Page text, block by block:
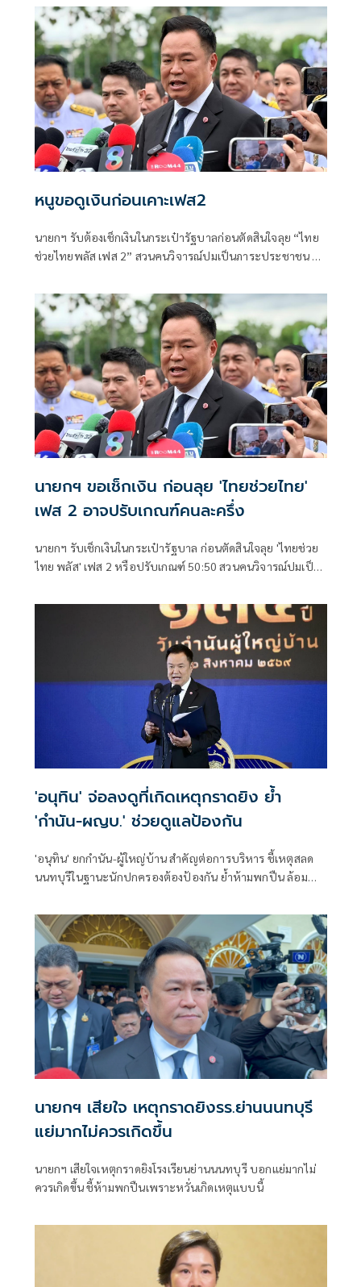
หนูขอดูเงินก่อนเคาะเฟส2
นายกฯ รับต้องเช็กเงินในกระเป๋ารัฐบาลก่อนตัดสินใจลุย “ไทย
ช่วยไทยพลัส เฟส 2” สวนคนวิจารณ์ปมเป็นภาระประชาชน ชี้
ไทยพลัสหรือไม่
นายกฯ ขอเช็กเงิน ก่อนลุย 'ไทยช่วยไทย'
เฟส 2 อาจปรับเกณฑ์คนละครึ่ง
นายกฯ รับเช็กเงินในกระเป๋ารัฐบาล ก่อนตัดสินใจลุย 'ไทยช่วย
ไทย พลัส' เฟส 2 หรือปรับเกณฑ์ 50:50 สวนคนวิจารณ์ปมเป็น
แข็งแรง
'อนุทิน' จ่อลงดูที่เกิดเหตุกราดยิง ย้ำ
'กำนัน-ผญบ.' ช่วยดูแลป้องกัน
'อนุทิน' ยกกำนัน-ผู้ใหญ่บ้าน สำคัญต่อการบริหาร ชี้เหตุสลด
นนทบุรีในฐานะนักปกครองต้องป้องกัน ย้ำห้ามพกปืน ล้อม
ที่เกิดเหตุ
นายกฯ เสียใจ เหตุกราดยิงรร.ย่านนนทบุรี
แย่มากไม่ควรเกิดขึ้น
นายกฯ เสียใจเหตุกราดยิงโรงเรียนย่านนนทบุรี บอกแย่มากไม่
ควรเกิดขึ้น ชี้ห้ามพกปืนเพราะหวั่นเกิดเหตุแบบนี้